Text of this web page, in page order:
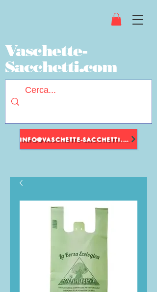
INFO@VASCHETTE-SACCHETTI.COM
Vaschette-
Sacchetti.com